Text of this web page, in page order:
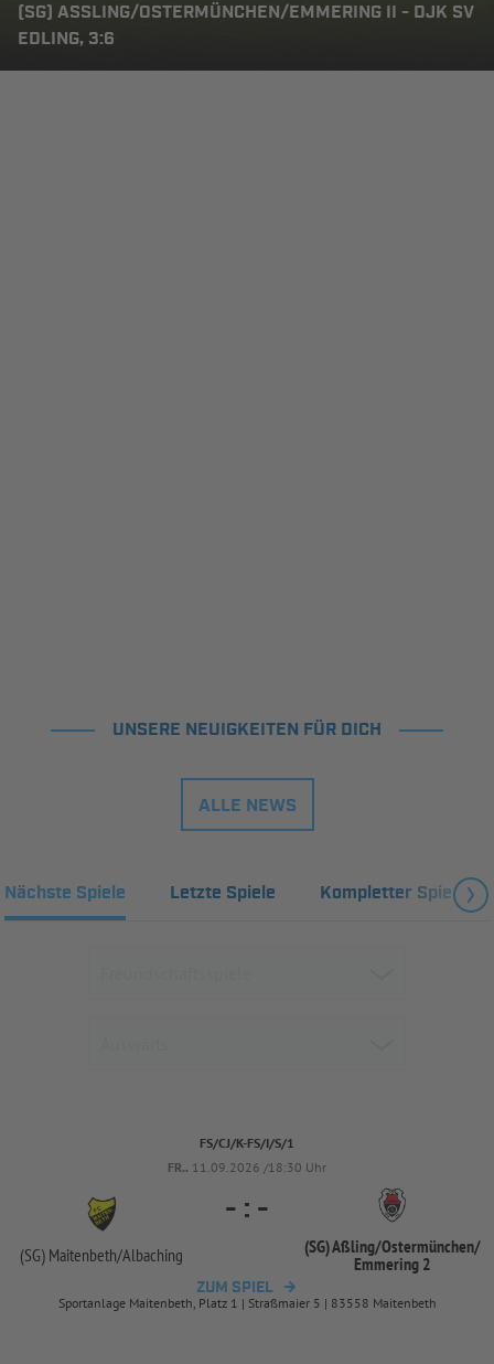
(SG) ASSLING/OSTERMÜNCHEN/EMMERING II - DJK SV E
DLING, 3:6
UNSERE NEUIGKEITEN FÜR DICH
ALLE NEWS
Nächste Spiele Letzte Spiele Kompletter Spielplan
FS/CJ/K-FS/I/S/1
FR.. 11.09.2026 /18:30 Uhr
(SG) Maitenbeth/Albaching
- : -
(SG) Aßling/Ostermünchen/
Emmering 2
ZUM SPIEL
Sportanlage Maitenbeth, Platz 1 | Straßmaier 5 | 83558 Maitenbeth